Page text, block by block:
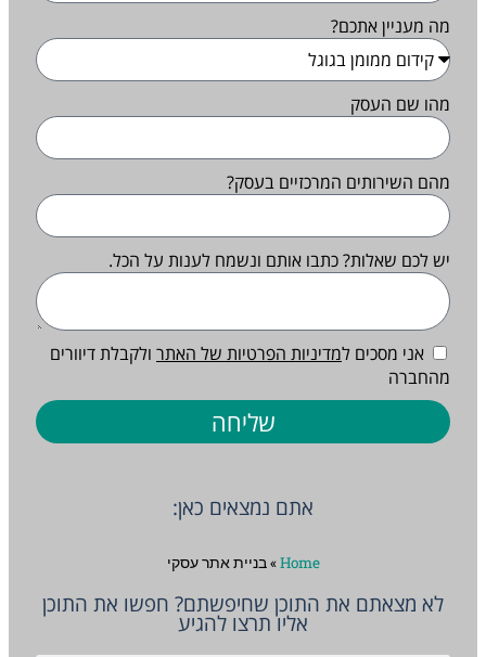
מה מעניין אתכם?
מהו שם העסק
מהם השירותים המרכזיים בעסק?
יש לכם שאלות? כתבו אותם ונשמח לענות על הכל.
אני מסכים למדיניות הפרטיות של האתר ולקבלת דיוורים
מהחברה
שליחה
אתם נמצאים כאן:
Home
»בניית אתר עסקי
לא מצאתם את התוכן שחיפשתם? חפשו את התוכן
אליו תרצו להגיע